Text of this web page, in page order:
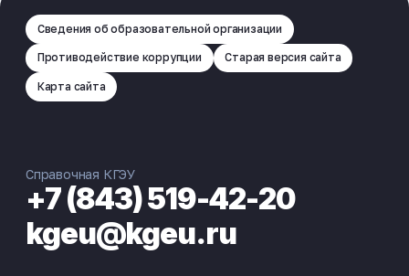
Сведения об образовательной организации
Противодействие коррупции Старая версия сайта
Карта сайта
Справочная КГЭУ
+7 (843) 519-42-20
kgeu@kgeu.ru